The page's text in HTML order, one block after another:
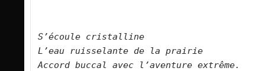
S’écoule cristalline
L’eau ruisselante de la prairie
Accord buccal avec l’aventure extrême.